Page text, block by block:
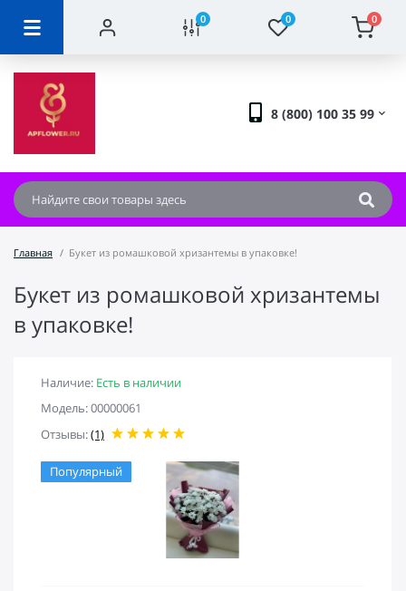
0 0 0
8 (800) 100 35 99
Главная Букет из ромашковой хризантемы в упаковке!
Букет из ромашковой хризантемы
в упаковке!
Наличие: Есть в наличии
Модель: 00000061
Отзывы:(1)
Популярный